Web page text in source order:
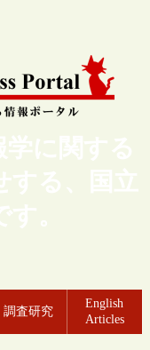
学に関する
する、国立
。
調査研究
English
Articles